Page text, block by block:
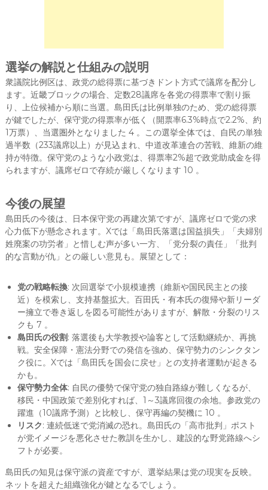
選挙の解説と仕組みの説明
衆議院比例区は、政党の総得票に基づきドント方式で議席を配分し
ます。近畿ブロックの場合、定数28議席を各党の得票率で割り振
り、上位候補から順に当選。島田氏は比例単独のため、党の総得票
が鍵でしたが、保守党の得票率が低く（開票率6.3%時点で2.2%、約
1万票）、当選圏外となりました 4 。この選挙全体では、自民の単独
過半数（233議席以上）が見込まれ、中道改革連合の苦戦、維新の維
持が特徴。保守党のような小政党は、得票率2%超で政党助成金を得
られますが、議席ゼロで存続が厳しくなります 10 。
今後の展望
島田氏の今後は、日本保守党の再建次第ですが、議席ゼロで党の求
心力低下が懸念されます。Xでは「島田氏落選は国益損失」「夫婦別
姓廃案の功労者」と惜しむ声が多い一方、「党分裂の責任」「批判
的な言動が仇」との厳しい意見も。展望として：
党の戦略転換: 次回選挙で小規模連携（維新や国民民主との接
近）を模索し、支持基盤拡大。百田氏・有本氏の復帰や新リーダ
ー擁立で巻き返しを図る可能性がありますが、解散・分裂のリス
クも 7 。
島田氏の役割: 落選後も大学教授や論客として活動継続か、再挑
戦。安全保障・憲法分野での発信を強め、保守勢力のシンクタン
ク役に。Xでは「島田氏を国会に戻せ」との支持者運動が起きる
かも。
保守勢力全体: 自民の優勢で保守党の独自路線が難しくなるが、
移民・中国政策で差別化すれば、1～3議席回復の余地。参政党の
躍進（10議席予測）と比較し、保守再編の契機に 10 。
リスク: 連続低迷で党消滅の恐れ。島田氏の「高市批判」ポスト
が党イメージを悪化させた教訓を生かし、建設的な野党路線へシ
フトが必要。
島田氏の知見は保守派の資産ですが、選挙結果は党の現実を反映。
ネットを超えた組織強化が鍵となるでしょう。